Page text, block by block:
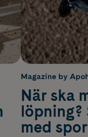
Magazine by
När ska
löpning?
med